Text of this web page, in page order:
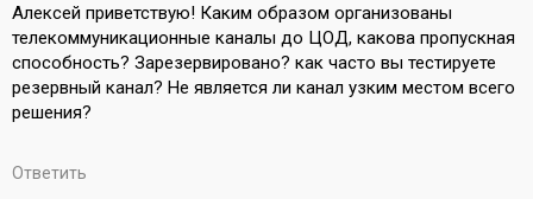
Алексей приветствую! Каким образом организованы
телекоммуникационные каналы до ЦОД, какова пропускная
способность? Зарезервировано? как часто вы тестируете
резервный канал? Не является ли канал узким местом всего
решения?
Ответить